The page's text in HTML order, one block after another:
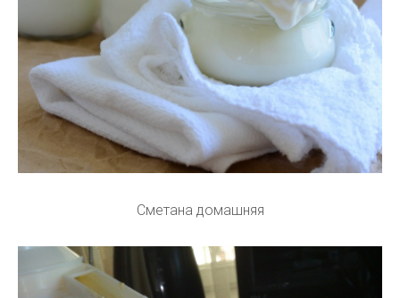
Сметана домашняя